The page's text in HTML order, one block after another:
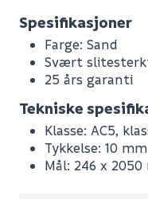
Spesifikasjoner
Farge: Sand
Svært
25 års garanti
Tekniske
Klasse: AC5,
Tykkelse: 10 mm
Mål: 246 x 2050
Antall pr. pakke
Leverandørens
Nobb No
Andre
Andre
Andre
Andre
Ytelseserklæring
Datablad